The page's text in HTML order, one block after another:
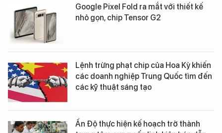
Google Pixel Fold ra mắt với thiết kế
nhỏ gọn, chip Tensor G2
Lệnh trừng phạt chip của Hoa Kỳ khiến
các doanh nghiệp Trung Quốc tìm đến
các kỹ thuật sáng tạo
Ấn Độ thực hiện kế hoạch trở thành